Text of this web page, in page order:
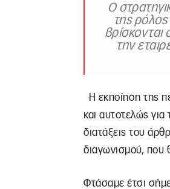
Ο
της ρόλος
βρίσκονται
την
Η εκποίηση της
και αυτοτελώς
διατάξεις του
διαγωνισμού, που
Φτάσαμε έτσι